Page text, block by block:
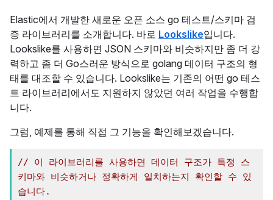
Elastic에서 개발한 새로운 오픈 소스 go 테스트/스키마 검
증 라이브러리를 소개합니다. 바로 Lookslike입니다.
Lookslike를 사용하면 JSON 스키마와 비슷하지만 좀 더 강
력하고 좀 더 Go스러운 방식으로 golang 데이터 구조의 형
태를 대조할 수 있습니다. Lookslike는 기존의 어떤 go 테스
트 라이브러리에서도 지원하지 않았던 여러 작업을 수행합
니다.
그럼, 예제를 통해 직접 그 기능을 확인해보겠습니다.
// 이 라이브러리를 사용하면 데이터 구조가 특정 스
키마와 비슷하거나 정확하게 일치하는지 확인할 수 있
습니다.